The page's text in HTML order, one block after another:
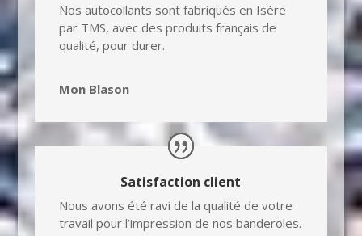
Nos autocollants sont fabriqués en Isère
par TMS, avec des produits français de
qualité, pour durer.
Mon Blason
Satisfaction client
Nous avons été ravi de la qualité de votre
travail pour l’impression de nos banderoles.